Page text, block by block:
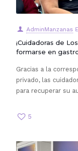
AdminManzanas
¡Cuidadoras de
formarse en
Gracias a la
privado, las
para recuperar su
5